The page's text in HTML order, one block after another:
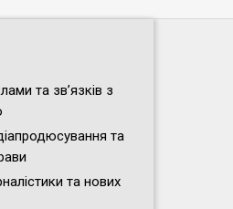
та зв’язків з
та
та нових